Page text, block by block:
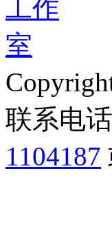
联系电话
1104187